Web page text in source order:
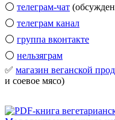
⚪️ телеграм-чат
⚪️ телеграм канал
⚪️ группа вконтакте
⚪️ нельзяграм
✅ магазин веганской
и соевое мясо)